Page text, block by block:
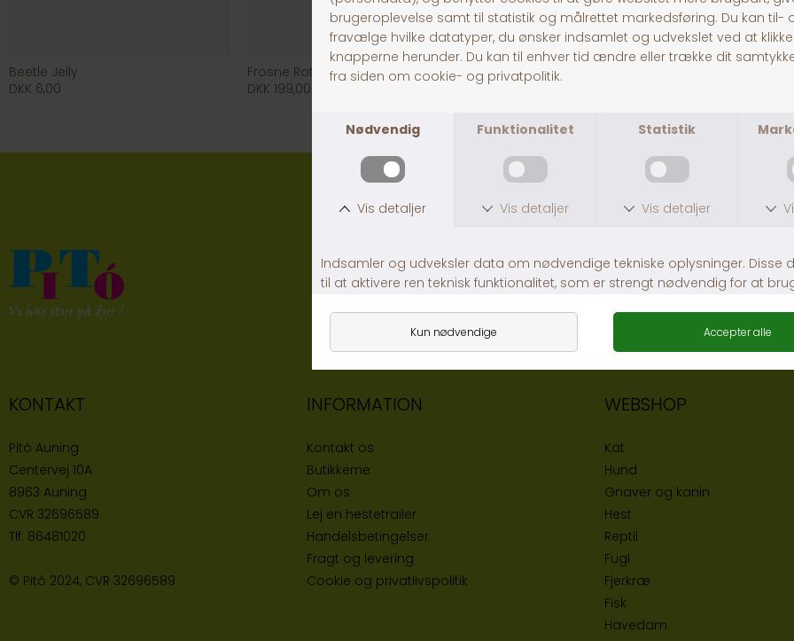
Beetle Jelly
DKK 6,00
Frosne Rotter 90-150 gr.
DKK 199,00
Dybfrosne Rotter
Fra DKK 100,00
KONTAKT
Pitó Auning
Centervej 10A
8963 Auning
CVR 32696589
Tlf: 86481020
© Pitó 2024, CVR 32696589
INFORMATION
Kontakt os
Butikkerne
Om os
Lej en hestetrailer
Handelsbetingelser
Fragt og levering
Cookie og privatlivspolitik
WEBSHOP
Kat
Hund
Gnaver og kanin
Hest
Reptil
Fugl
Fjerkræ
Fisk
Havedam